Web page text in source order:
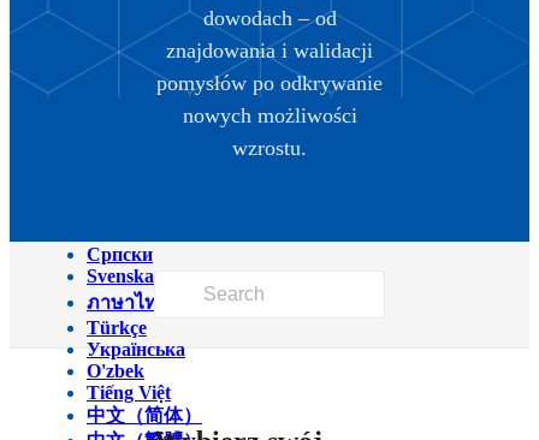
ქართული
한국어
Latviešu
Македонски
Bahasa Melayu
Српски
Svenska
ภาษาไทย
Türkçe
Українська
O'zbek
Tiếng Việt
中文（简体）
dowodach – od
znajdowania i walidacji
pomysłów po odkrywanie
nowych możliwości
wzrostu.